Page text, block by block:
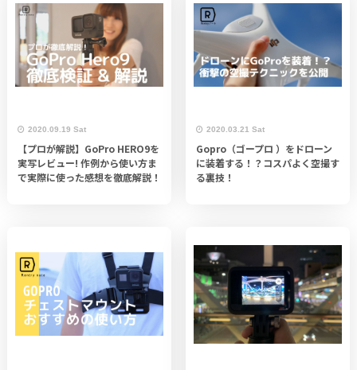
2020.09.19 Sat
【プロが解説】GoPro HERO9を
実写レビュー! 作例から使い方ま
で実際に使った感想を徹底解説！
2020.03.21 Sat
Gopro（ゴープロ ）をドローン
に装着する！？コスパよく空撮す
る裏技！